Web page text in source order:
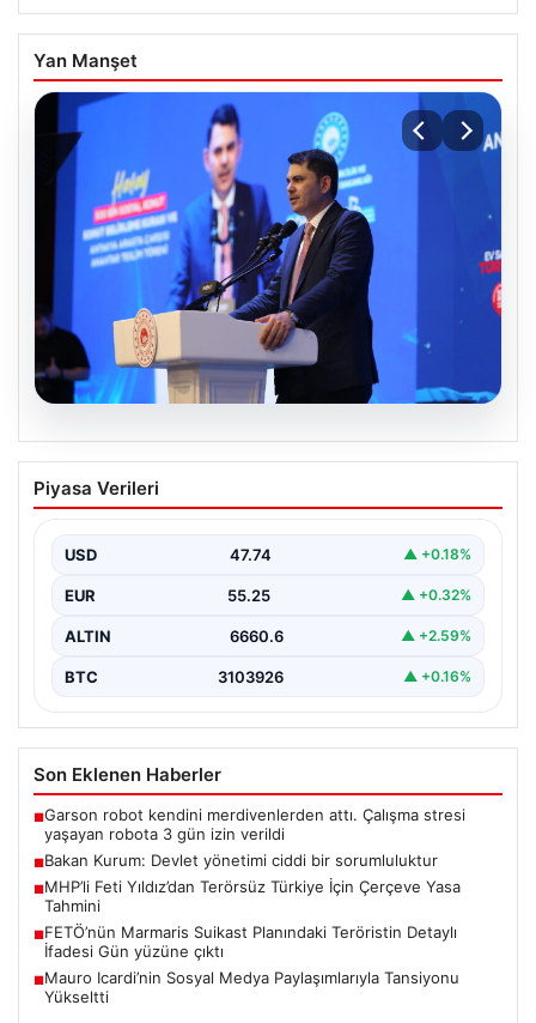
Yan Manşet
Bakan Kurum: Devlet yönetimi ciddi bir
sorumluluktur
Kurum, Hatay'da düzenlenen sosyal konut projesi ve…
Piyasa Verileri
USD 47.74 ▲ +0.18%
EUR 55.25 ▲ +0.32%
ALTIN 6660.6 ▲ +2.59%
BTC 3103926 ▲ +0.16%
Son Eklenen Haberler
■Garson robot kendini merdivenlerden attı. Çalışma stresi
yaşayan robota 3 gün izin verildi
■Bakan Kurum: Devlet yönetimi ciddi bir sorumluluktur
■MHP’li Feti Yıldız’dan Terörsüz Türkiye İçin Çerçeve Yasa
Tahmini
■FETÖ’nün Marmaris Suikast Planındaki Teröristin Detaylı
İfadesi Gün yüzüne çıktı
■Mauro Icardi’nin Sosyal Medya Paylaşımlarıyla Tansiyonu
Yükseltti